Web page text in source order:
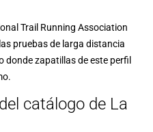
Trail Running Association
pruebas de larga distancia
donde zapatillas de este perfil
catálogo de La